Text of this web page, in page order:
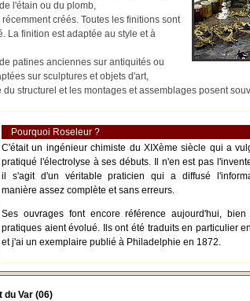
l'étain ou du plomb,
créés. Toutes les finitions sont
La finition est adaptée au style et à
patines anciennes sur antiquités ou
sur sculptures et objets d'art,
du structurel et les montages et assemblages posent
Pourquoi Roseleur ?
C'était un ingénieur chimiste du XIXème siècle qui a
pratiqué l'électrolyse à ses débuts. Il n'en est pas
il s'agit d'un véritable praticien qui a diffusé
manière assez complète et sans erreurs.
Ses ouvrages font encore référence aujourd'hui,
pratiques aient évolué. Ils ont été traduits en particulier
et j'ai un exemplaire publié à Philadelphie en 1872.
du Var (06)